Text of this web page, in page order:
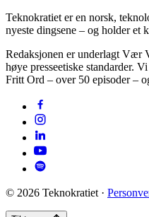
Teknokratiet er en norsk,
nyeste dingsene – og holder et
Redaksjonen er underlagt Vær
høye presseetiske standarder.
Fritt Ord – over 50 episoder –
© 2026 Teknokratiet ·